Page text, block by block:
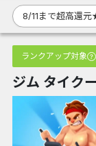
8/11まで超高還
ランクアップ対象
ジム タイク